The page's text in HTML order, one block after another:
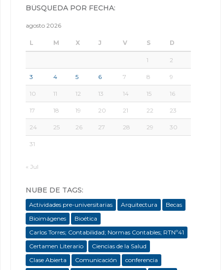
BÚSQUEDA POR FECHA:
agosto 2026
L M X J V S D
1 2
3 4 5 6 7 8 9
10 11 12 13 14 15 16
17 18 19 20 21 22 23
24 25 26 27 28 29 30
31
« Jul
NUBE DE TAGS:
Actividades pre-universitarias Arquitectura
Becas
Bioimágenes
Bioética
Carlos Torres; Contabilidad; Normas Contables; RTNº41
Certamen Literario
Ciencias de la Salud
Clase Abierta
Comunicación
conferencia